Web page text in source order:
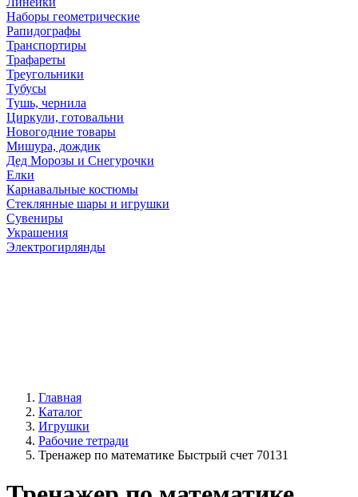
Наборы геометрические
Рапидографы
Транспортиры
Трафареты
Треугольники
Тубусы
Тушь, чернила
Циркули, готовальни
Новогодние товары
Мишура, дождик
Дед Морозы и Снегурочки
Елки
Карнавальные костюмы
Стеклянные шары и игрушки
Сувениры
Украшения
Электрогирлянды
Главная
Каталог
Игрушки
Рабочие тетради
Тренажер по математике Быстрый счет 70131